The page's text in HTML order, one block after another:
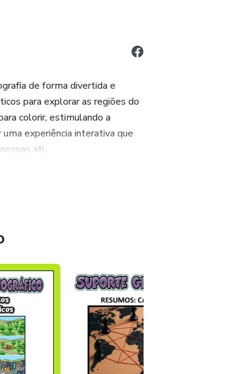
de forma divertida e
para explorar as regiões do
colorir, estimulando a
experiência interativa que
ati...